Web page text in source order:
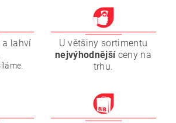
a lahví
U většiny sortimentu
nejvýhodnější ceny na
trhu.